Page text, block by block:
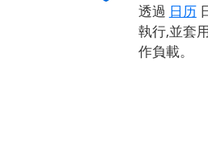
透過 日历
執行,並套用
作負載。